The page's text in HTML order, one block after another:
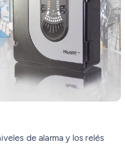
de alarma y los relés